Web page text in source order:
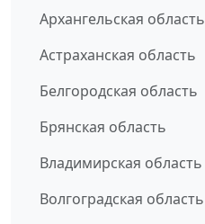
Архангельская область
Астраханская область
Белгородская область
Брянская область
Владимирская область
Волгоградская область